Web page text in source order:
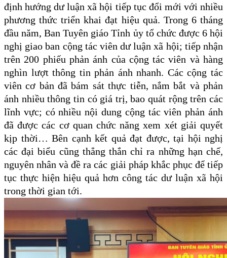
định hướng dư luận xã hội tiếp tục đổi mới với nhiều
phương thức triển khai đạt hiệu quả. Trong 6 tháng
đầu năm, Ban Tuyên giáo Tỉnh ủy tổ chức được 6 hội
nghị giao ban cộng tác viên dư luận xã hội; tiếp nhận
trên 200 phiếu phản ánh của cộng tác viên và hàng
nghìn lượt thông tin phản ánh nhanh. Các cộng tác
viên cơ bản đã bám sát thực tiễn, nắm bắt và phản
ánh nhiều thông tin có giá trị, bao quát rộng trên các
lĩnh vực; có nhiều nội dung cộng tác viên phản ánh
đã được các cơ quan chức năng xem xét giải quyết
kịp thời… Bên cạnh kết quả đạt được, tại hội nghị
các đại biểu cũng thẳng thắn chỉ ra những hạn chế,
nguyên nhân và đề ra các giải pháp khắc phục để tiếp
tục thực hiện hiệu quả hơn công tác dư luận xã hội
trong thời gian tới.